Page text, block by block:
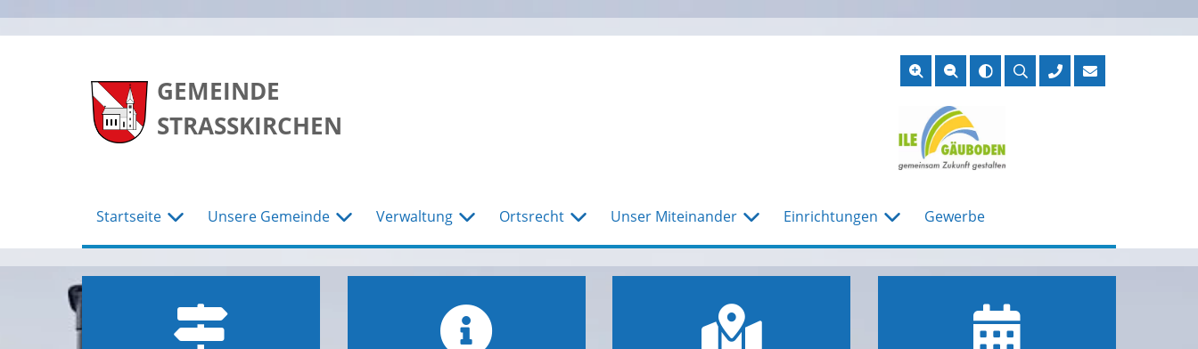
GEMEINDE
STRASSKIRCHEN
Suche
Startseite Unsere Gemeinde Verwaltung Ortsrecht Unser Miteinander Einrichtungen Gewerbe